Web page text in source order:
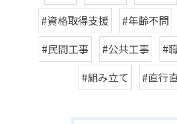
#資格取得支援
#年齢不問
#民間工事
#公共工事 #
#組み立て
#直行